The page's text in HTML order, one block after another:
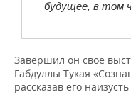
будущее, в том
Завершил он свое
Габдуллы Тукая
рассказав его